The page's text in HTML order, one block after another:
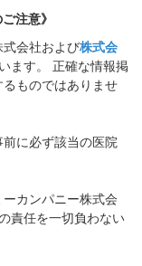
注意》
会社および株式会
ます。 正確な情報掲
ものではありませ
に必ず該当の医院
カンパニー株式会
責任を一切負わない